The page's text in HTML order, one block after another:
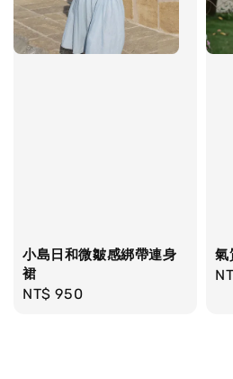
小島日和微皺感綁帶連身
裙
Regular
NT$ 950
氣